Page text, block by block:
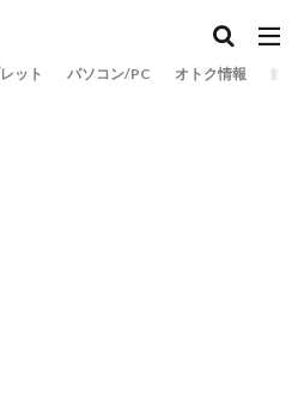
ット パソコン/PC オトク情報 旅